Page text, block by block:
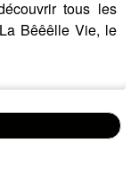
tous les
Bêêêlle Vie, le